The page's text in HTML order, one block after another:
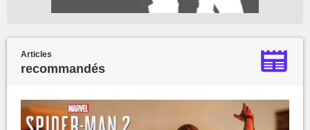
Articles
recommandés